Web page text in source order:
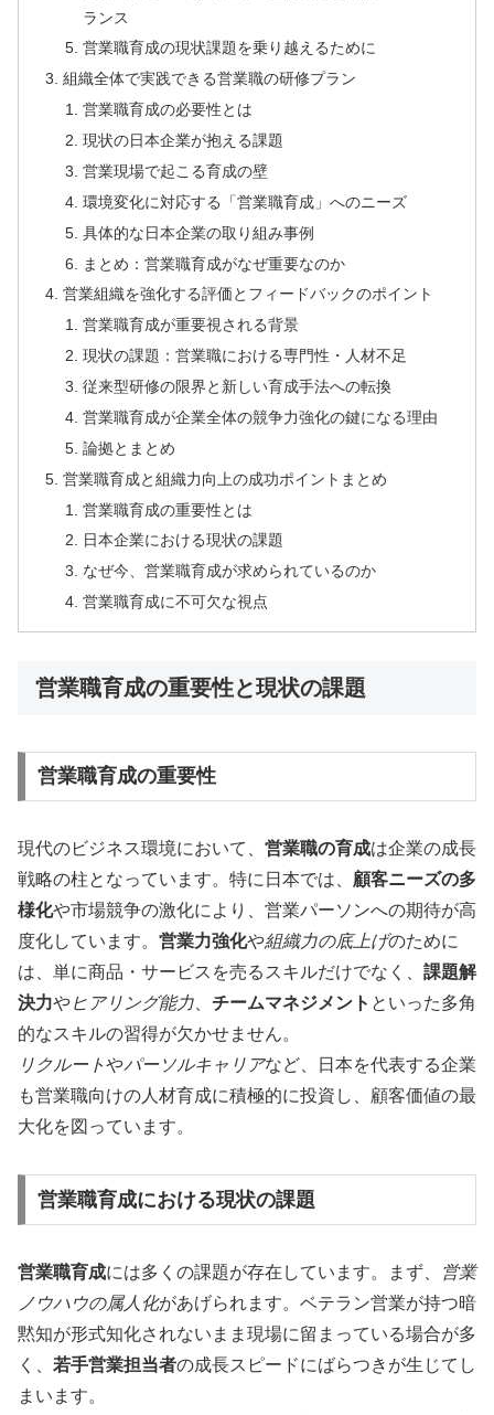
ランス
営業職育成の現状課題を乗り越えるために
組織全体で実践できる営業職の研修プラン
営業職育成の必要性とは
現状の日本企業が抱える課題
営業現場で起こる育成の壁
環境変化に対応する「営業職育成」へのニーズ
具体的な日本企業の取り組み事例
まとめ：営業職育成がなぜ重要なのか
営業組織を強化する評価とフィードバックのポイント
営業職育成が重要視される背景
現状の課題：営業職における専門性・人材不足
従来型研修の限界と新しい育成手法への転換
営業職育成が企業全体の競争力強化の鍵になる理由
論拠とまとめ
営業職育成と組織力向上の成功ポイントまとめ
営業職育成の重要性とは
日本企業における現状の課題
なぜ今、営業職育成が求められているのか
営業職育成に不可欠な視点
営業職育成の重要性と現状の課題
営業職育成の重要性
現代のビジネス環境において、 営業職の育成は企業の成長
戦略の柱となっています。特に日本では、 顧客ニーズの多
様化や市場競争の激化により、営業パーソンへの期待が高
度化しています。 営業力強化や組織力の底上げのために
は、単に商品・サービスを売るスキルだけでなく、 課題解
決力やヒアリング能力 チームマネジメント といった多角
的なスキルの習得が欠かせません。
リクルートやパーソルキャリアなど、日本を代表する企業
も営業職向けの人材育成に積極的に投資し、顧客価値の最
大化を図っています。
営業職育成における現状の課題
営業職育成には多くの課題が存在しています。まず、
営業
ノウハウの属人化があげられます。ベテラン営業が持つ暗
黙知が形式知化されないまま現場に留まっている場合が多
く、 若手営業担当者の成長スピードにばらつきが生じてし
まいます。